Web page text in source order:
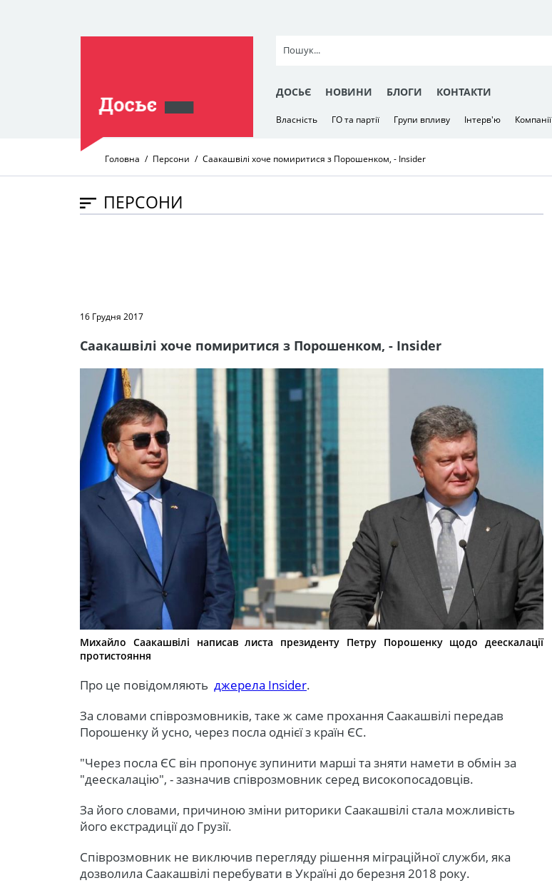
ДОСЬЄ НОВИНИ БЛОГИ КОНТАКТИ
Власність ГО та партії Групи впливу Інтерв'ю Компанії
Головна Персони Саакашвілі хоче помиритися з Порошенком, - Insider
ПЕРСОНИ
16 Грудня 2017
Саакашвілі хоче помиритися з Порошенком, - Insider
Михайло Саакашвілі написав листа президенту Петру Порошенку щодо деескалації
протистояння
Про це повідомляють джерела Insider.
За словами співрозмовників, таке ж саме прохання Саакашвілі передав
Порошенку й усно, через посла однієї з країн ЄС.
"Через посла ЄС він пропонує зупинити марші та зняти намети в обмін за
"деескалацію", - зазначив співрозмовник серед високопосадовців.
За його словами, причиною зміни риторики Саакашвілі стала можливість
його екстрадиції до Грузії.
Співрозмовник не виключив перегляду рішення міграційної служби, яка
дозволила Саакашвілі перебувати в Україні до березня 2018 року.